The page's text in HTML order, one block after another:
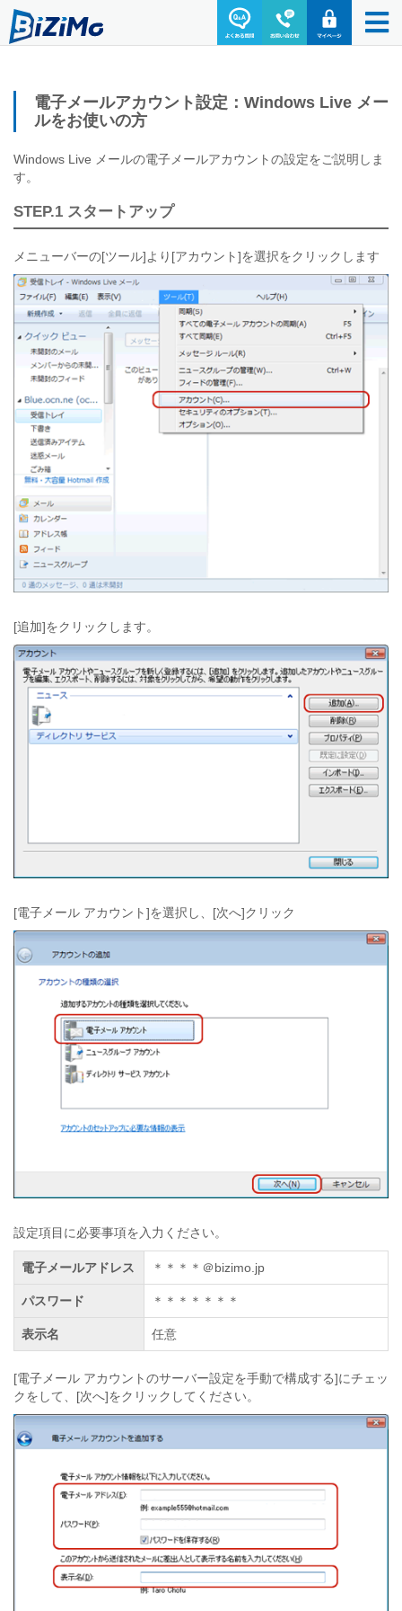
電子メールアカウント設定：Windows Live メー
ルをお使いの方
Windows Live メールの電子メールアカウントの設定をご説明しま
す。
STEP.1 スタートアップ
メニューバーの[ツール]より[アカウント]を選択をクリックします
[追加]をクリックします。
[電子メール アカウント]を選択し、[次へ]クリック
設定項目に必要事項を入力ください。
電子メールアドレス ＊＊＊＊＠bizimo.jp
パスワード ＊＊＊＊＊＊＊
表示名 任意
[電子メール アカウントのサーバー設定を手動で構成する]にチェッ
クをして、[次へ]をクリックしてください。